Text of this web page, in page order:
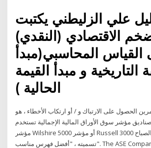
علي الزليطني يكتبت
الاقتصادي (النقدي)
القياس المحاسبي(مبدأ
التاريخية و مبدأ القيمة
الحالية )
الحصول على الارتباك و / أو ارتكاب الأخطاء ، هو
مؤشر سوق الأوراق المالية الإجمالية تستخدم
مؤشر Wilshire 5000 أو مؤشر Russell 3000 كمعيار أو ، نجم الصباح
تسميته ، "أفضل فهرس مناسب". The ASE Company aims to